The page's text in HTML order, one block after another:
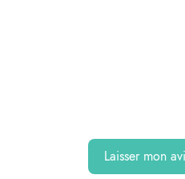
Laisser mon